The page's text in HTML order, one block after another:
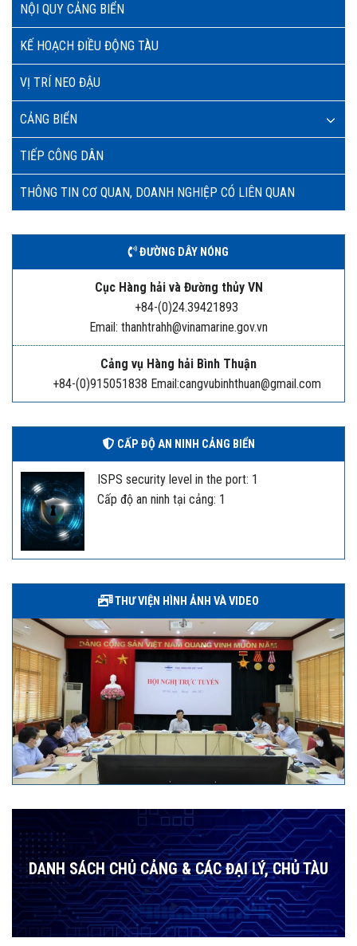
NỘI QUY CẢNG BIỂN
KẾ HOẠCH ĐIỀU ĐỘNG TÀU
VỊ TRÍ NEO ĐẬU
CẢNG BIỂN
TIẾP CÔNG DÂN
THÔNG TIN CƠ QUAN, DOANH NGHIỆP CÓ LIÊN QUAN
ĐƯỜNG DÂY NÓNG
Cục Hàng hải và Đường thủy VN
+84-(0)24.39421893
Email: thanhtrahh@vinamarine.gov.vn
Cảng vụ Hàng hải Bình Thuận
+84-(0)915051838 Email:cangvubinhthuan@gmail.com
CẤP ĐỘ AN NINH CẢNG BIỂN
ISPS security level in the port: 1
Cấp độ an ninh tại cảng: 1
THƯ VIỆN HÌNH ẢNH VÀ VIDEO
DANH SÁCH CHỦ CẢNG & CÁC ĐẠI LÝ, CHỦ TÀU